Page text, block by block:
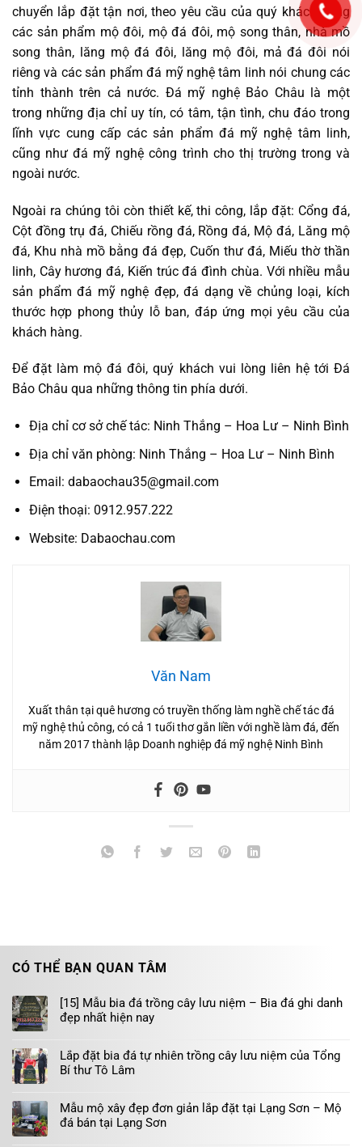
chuyển lắp đặt tận nơi, theo yêu cầu của quý khách hàng
các sản phẩm mộ đôi, mộ đá đôi, mộ song thân, nhà mồ
song thân, lăng mộ đá đôi, lăng mộ đôi, mả đá đôi nói
riêng và các sản phẩm đá mỹ nghệ tâm linh nói chung các
tỉnh thành trên cả nước. Đá mỹ nghệ Bảo Châu là một
trong những địa chỉ uy tín, có tâm, tận tình, chu đáo trong
lĩnh vực cung cấp các sản phẩm đá mỹ nghệ tâm linh,
cũng như đá mỹ nghệ công trình cho thị trường trong và
ngoài nước.
Ngoài ra chúng tôi còn thiết kế, thi công, lắp đặt: Cổng đá,
Cột đồng trụ đá, Chiếu rồng đá, Rồng đá, Mộ đá, Lăng mộ
đá, Khu nhà mồ bằng đá đẹp, Cuốn thư đá, Miếu thờ thần
linh, Cây hương đá, Kiến trúc đá đình chùa. Với nhiều mẫu
sản phẩm đá mỹ nghệ đẹp, đá dạng về chủng loại, kích
thước hợp phong thủy lỗ ban, đáp ứng mọi yêu cầu của
khách hàng.
Để đặt làm mộ đá đôi, quý khách vui lòng liên hệ tới Đá
Bảo Châu qua những thông tin phía dưới.
Địa chỉ cơ sở chế tác: Ninh Thắng – Hoa Lư – Ninh Bình
Địa chỉ văn phòng: Ninh Thắng – Hoa Lư – Ninh Bình
Email: dabaochau35@gmail.com
Điện thoại: 0912.957.222
Website: Dabaochau.com
Văn Nam
Xuất thân tại quê hương có truyền thống làm nghề chế tác đá
mỹ nghệ thủ công, có cả 1 tuổi thơ gắn liền với nghề làm đá, đến
năm 2017 thành lập Doanh nghiệp đá mỹ nghệ Ninh Bình
CÓ THỂ BẠN QUAN TÂM
[15] Mẫu bia đá trồng cây lưu niệm – Bia đá ghi danh
đẹp nhất hiện nay
Lắp đặt bia đá tự nhiên trồng cây lưu niệm của Tổng
Bí thư Tô Lâm
Mẫu mộ xây đẹp đơn giản lắp đặt tại Lạng Sơn – Mộ
đá bán tại Lạng Sơn